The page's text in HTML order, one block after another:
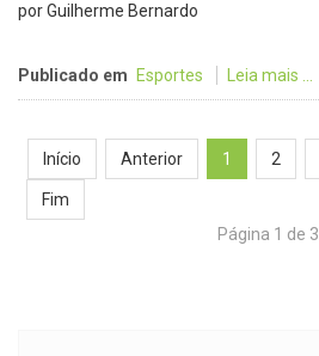
por Guilherme Bernardo
Publicado em Esportes Leia mais ...
Início Anterior 1 2
Fim
Página 1 de 3